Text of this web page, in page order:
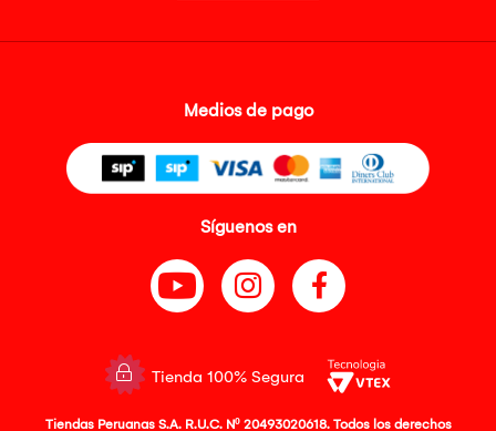
Medios de pago
Síguenos en
Tienda 100% Segura
Tiendas Peruanas S.A. R.U.C. Nº 20493020618. Todos los derechos